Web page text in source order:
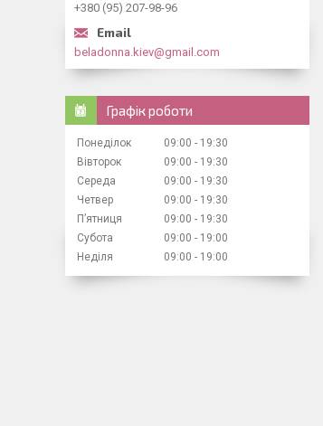
+380 (95) 207-98-96
beladonna.kiev@gmail.com
Графік роботи
Понеділок 09:00
19:30
Вівторок
09:00
19:30
Середа
09:00
19:30
Четвер
09:00
19:30
Пʼятниця
09:00
19:30
Субота
09:00
19:00
Неділя
09:00 19:00